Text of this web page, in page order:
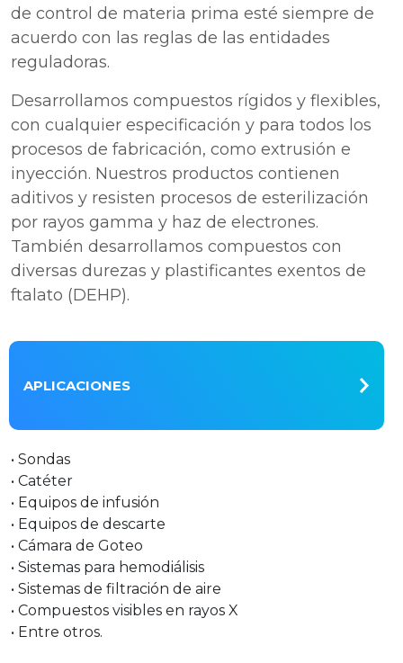
de control de materia prima esté siempre de
acuerdo con las reglas de las entidades
reguladoras.
Desarrollamos compuestos rígidos y flexibles,
con cualquier especificación y para todos los
procesos de fabricación, como extrusión e
inyección. Nuestros productos contienen
aditivos y resisten procesos de esterilización
por rayos gamma y haz de electrones.
También desarrollamos compuestos con
diversas durezas y plastificantes exentos de
ftalato (DEHP).
APLICACIONES
• Sondas
• Catéter
• Equipos de infusión
• Equipos de descarte
• Cámara de Goteo
• Sistemas para hemodiálisis
• Sistemas de filtración de aire
• Compuestos visibles en rayos X
• Entre otros.